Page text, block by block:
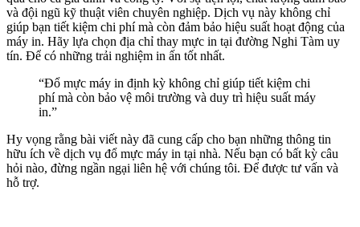
và đội ngũ kỹ thuật viên chuyên nghiệp. Dịch vụ này không chỉ
giúp bạn tiết kiệm chi phí mà còn đảm bảo hiệu suất hoạt động của
máy in. Hãy lựa chọn địa chỉ thay mực in tại đường Nghi Tàm uy
tín. Để có những trải nghiệm in ấn tốt nhất.
“Đổ mực máy in định kỳ không chỉ giúp tiết kiệm chi
phí mà còn bảo vệ môi trường và duy trì hiệu suất máy
in.”
Hy vọng rằng bài viết này đã cung cấp cho bạn những thông tin
hữu ích về dịch vụ đổ mực máy in tại nhà. Nếu bạn có bất kỳ câu
hỏi nào, đừng ngần ngại liên hệ với chúng tôi. Để được tư vấn và
hỗ trợ.